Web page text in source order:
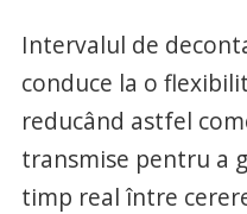
Intervalul de
conduce la o
reducând astfel
transmise pentru a
timp real între